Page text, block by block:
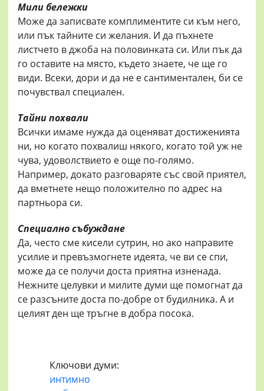
Мили бележки
Може да записвате комплиментите си към него,
или пък тайните си желания. И да пъхнете
листчето в джоба на половинката си. Или пък да
го оставите на място, където знаете, че ще го
види. Всеки, дори и да не е сантиментален, би се
почувствал специален.
Тайни похвали
Всички имаме нужда да оценяват достиженията
ни, но когато похвалиш някого, когато той уж не
чува, удоволствието е още по-голямо.
Например, докато разговаряте със свой приятел,
да вметнете нещо положително по адрес на
партньора си.
Специално събуждане
Да, често сме кисели сутрин, но ако направите
усилие и превъзмогнете идеята, че ви се спи,
може да се получи доста приятна изненада.
Нежните целувки и милите думи ще помогнат да
се разсъните доста по-добре от будилника. А и
целият ден ще тръгне в добра посока.
Ключови думи:
интимно